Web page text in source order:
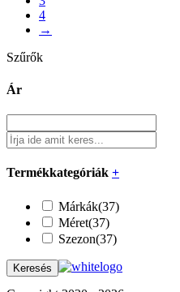
4
→
Szűrők
Ár
Termékkategóriák +
Márkák(37)
Méret(37)
Szezon(37)
Keresés